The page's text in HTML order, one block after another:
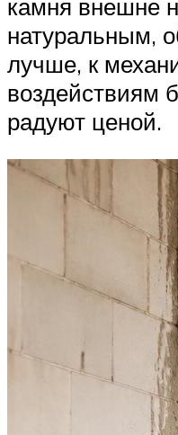
камня внешне
натуральным,
лучше, к
воздействиям
радуют ценой.